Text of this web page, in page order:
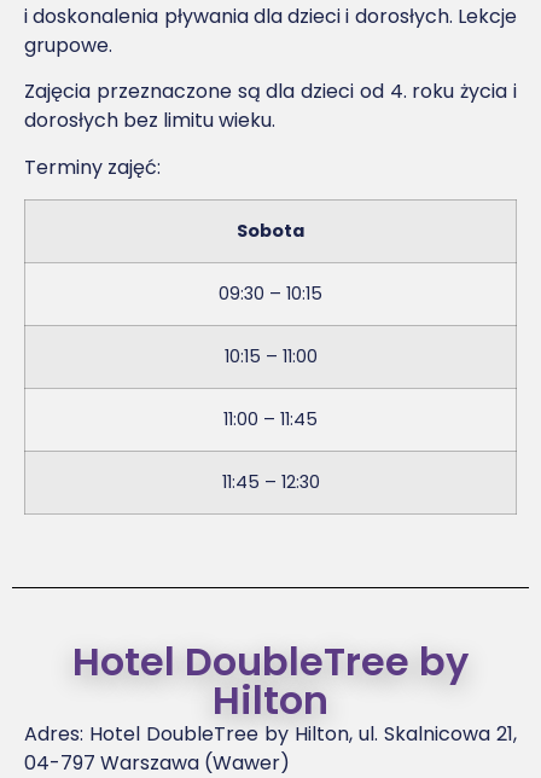
i doskonalenia pływania dla dzieci i dorosłych. Lekcje
grupowe.
Zajęcia przeznaczone są dla dzieci od 4. roku życia i
dorosłych bez limitu wieku.
Terminy zajęć:
Sobota
09:30 – 10:15
10:15 – 11:00
11:00 – 11:45
11:45 – 12:30
Hotel DoubleTree by
Hilton
Adres: Hotel DoubleTree by Hilton, ul. Skalnicowa 21,
04-797 Warszawa (Wawer)